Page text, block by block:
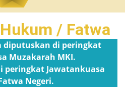
/ Fatwa
diputuskan di peringkat
Muzakarah MKI.
peringkat Jawatankuasa
Negeri.